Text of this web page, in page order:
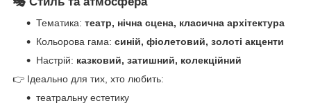
Тематика: театр, нічна сцена, класична архітектура
Кольорова гама: синій, фіолетовий, золоті акценти
Настрій: казковий, затишний, колекційний
👉 Ідеально для тих, хто любить:
театральну естетику